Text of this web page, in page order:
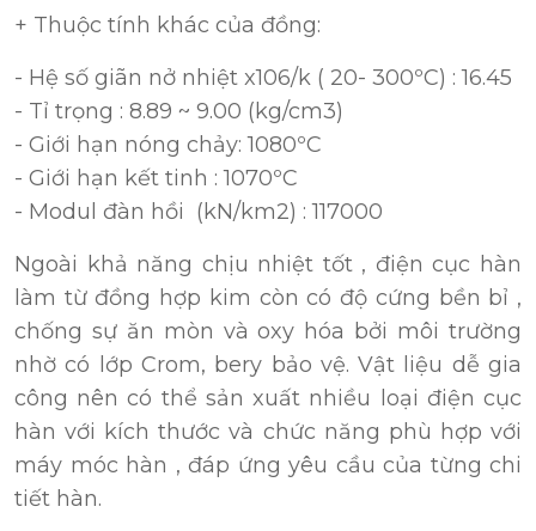
+ Thuộc tính khác của đồng:
- Hệ số giãn nở nhiệt x106/k ( 20- 300ºC) : 16.45
- Tỉ trọng : 8.89 ~ 9.00 (kg/cm3)
- Giới hạn nóng chảy: 1080ºC
- Giới hạn kết tinh : 1070ºC
- Modul đàn hồi (kN/km2) : 117000
Ngoài khả năng chịu nhiệt tốt , điện cục hàn
làm từ đồng hợp kim còn có độ cứng bền bỉ ,
chống sự ăn mòn và oxy hóa bởi môi trường
nhờ có lớp Crom, bery bảo vệ. Vật liệu dễ gia
công nên có thể sản xuất nhiều loại điện cục
hàn với kích thước và chức năng phù hợp với
máy móc hàn , đáp ứng yêu cầu của từng chi
tiết hàn.